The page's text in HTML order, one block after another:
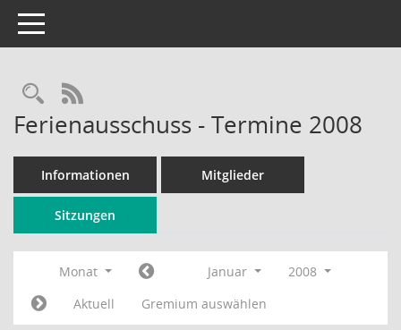
Toggle navigation
Rechercheauswahl
RSS-Feed
Ferienausschuss - Termine 2008
Informationen Mitglieder
Sitzungen
Monat Januar
2008
Aktuell
Gremium auswählen